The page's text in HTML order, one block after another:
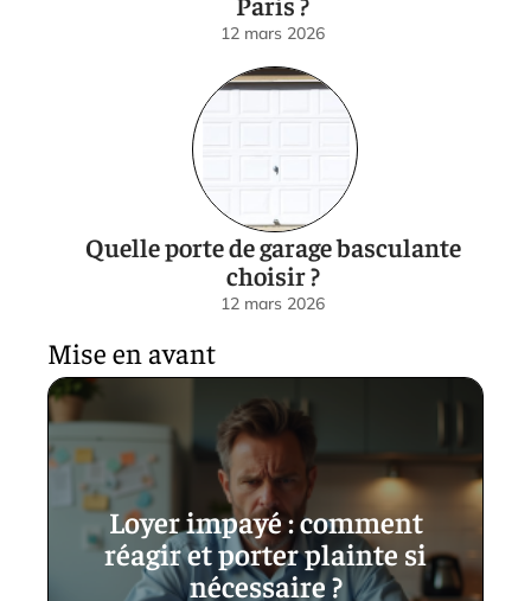
12 mars 2026
Quelle porte de garage basculante
choisir ?
12 mars 2026
Mise en avant
Loyer impayé : comment
réagir et porter plainte si
nécessaire ?